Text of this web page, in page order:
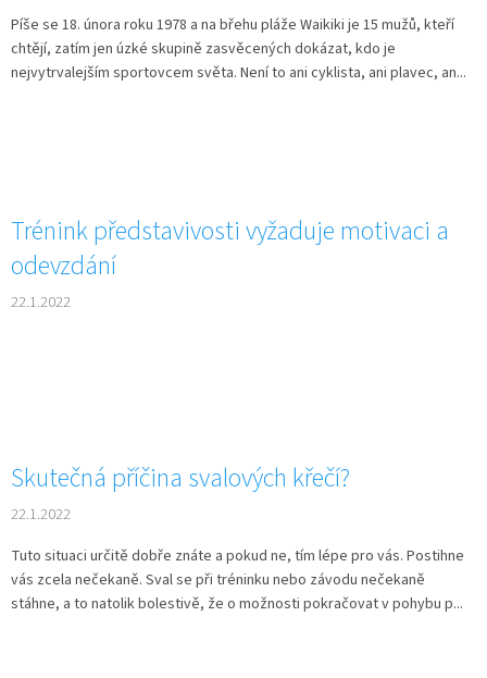
Píše se 18. února roku 1978 a na břehu pláže Waikiki je 15 mužů, kteří
chtějí, zatím jen úzké skupině zasvěcených dokázat, kdo je
nejvytrvalejším sportovcem světa. Není to ani cyklista, ani plavec, an...
Trénink představivosti vyžaduje motivaci a
odevzdání
22.1.2022
Skutečná příčina svalových křečí?
22.1.2022
Tuto situaci určitě dobře znáte a pokud ne, tím lépe pro vás. Postihne
vás zcela nečekaně. Sval se při tréninku nebo závodu nečekaně
stáhne, a to natolik bolestivě, že o možnosti pokračovat v pohybu p...